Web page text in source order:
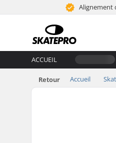
Alignement
ACCUEIL
Retour Accueil